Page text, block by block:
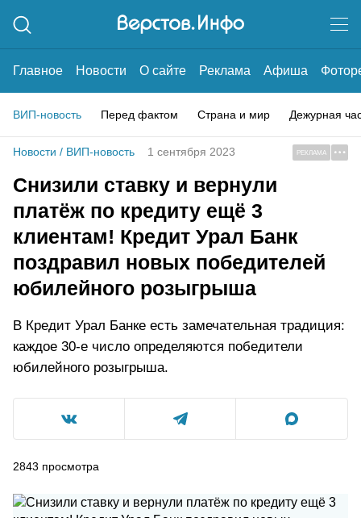
Главное Новости О сайте Реклама Афиша
ВИП-новость Перед фактом Страна и мир Дежурная
Новости / ВИП-новость 1 сентября 2023 РЕКЛАМА
Снизили ставку и вернули
платёж по кредиту ещё 3
клиентам! Кредит Урал Банк
поздравил новых победителей
юбилейного розыгрыша
В Кредит Урал Банке есть замечательная традиция:
каждое 30-е число определяются победители
юбилейного розыгрыша.
2843 просмотра